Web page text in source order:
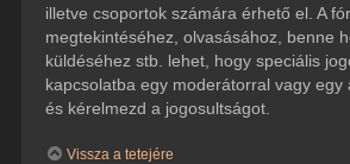
illetve csoportok számára érhető el. A
megtekintéséhez, olvasásához, benne
küldéséhez stb. lehet, hogy speciális
kapcsolatba egy moderátorral vagy egy
és kérelmezd a jogosultságot.
Vissza a tetejére